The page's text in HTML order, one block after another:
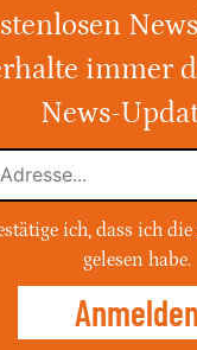
auf der A 2,
immer
News-
ich, dass ich die
gelesen habe.